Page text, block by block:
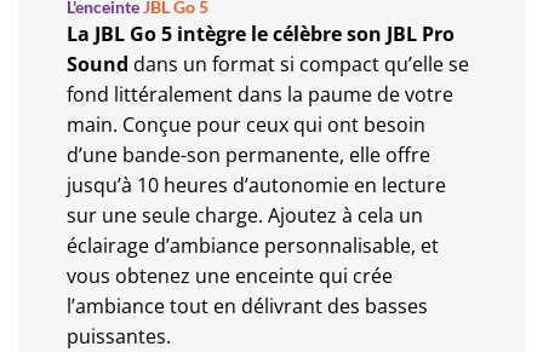
L'enceinteJBL Go 5
La JBL Go 5 intègre le célèbre son JBL Pro
Sound dans un format si compact qu’elle se
fond littéralement dans la paume de votre
main. Conçue pour ceux qui ont besoin
d’une bande-son permanente, elle offre
jusqu’à 10 heures d’autonomie en lecture
sur une seule charge. Ajoutez à cela un
éclairage d’ambiance personnalisable, et
vous obtenez une enceinte qui crée
l’ambiance tout en délivrant des basses
puissantes.